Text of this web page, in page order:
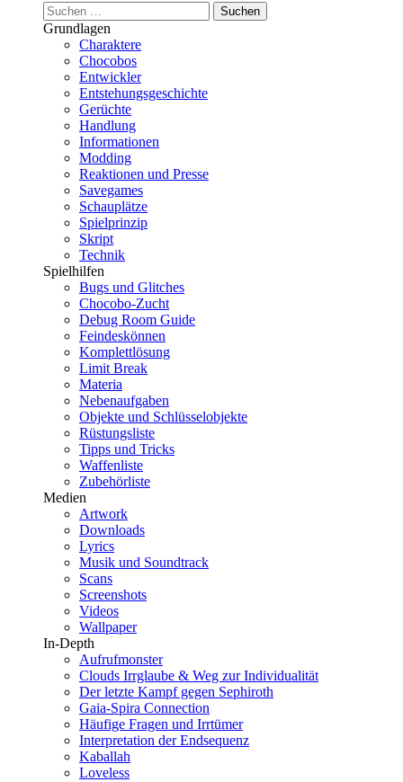
Suchen
nach:
Grundlagen
Charaktere
Chocobos
Entwickler
Entstehungsgeschichte
Gerüchte
Handlung
Informationen
Modding
Reaktionen und Presse
Savegames
Schauplätze
Spielprinzip
Skript
Technik
Spielhilfen
Bugs und Glitches
Chocobo-Zucht
Debug Room Guide
Feindeskönnen
Komplettlösung
Limit Break
Materia
Nebenaufgaben
Objekte und Schlüsselobjekte
Rüstungsliste
Tipps und Tricks
Waffenliste
Zubehörliste
Medien
Artwork
Downloads
Lyrics
Musik und Soundtrack
Scans
Screenshots
Videos
Wallpaper
In-Depth
Aufrufmonster
Clouds Irrglaube & Weg zur Individualität
Der letzte Kampf gegen Sephiroth
Gaia-Spira Connection
Häufige Fragen und Irrtümer
Interpretation der Endsequenz
Kaballah
Loveless